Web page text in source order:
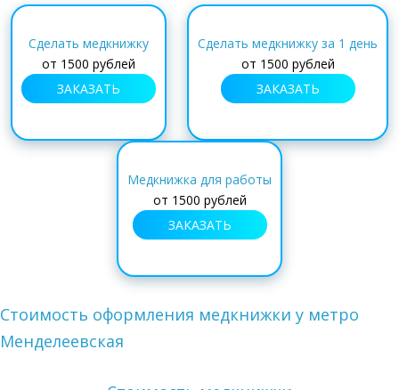
Сделать медкнижку
от 1500 рублей
ЗАКАЗАТЬ
Сделать медкнижку за 1 день
от 1500 рублей
ЗАКАЗАТЬ
Медкнижка для работы
от 1500 рублей
ЗАКАЗАТЬ
Стоимость оформления медкнижки у метро
Менделеевская